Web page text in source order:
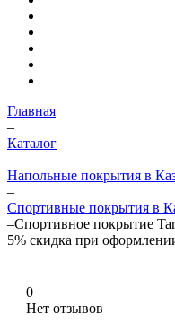
Главная
–
Каталог
–
Напольные покрытия в
–
Спортивные покрытия в
–Спортивное покрытие
5% скидка при
0
Нет отзывов